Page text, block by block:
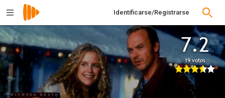
Identificarse/Registrarse
7.2
19 votos